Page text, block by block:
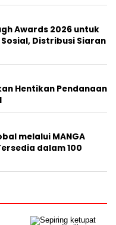
Awards 2026 untuk
Distribusi Siaran
Hentikan Pendanaan
melalui MANGA
dalam 100